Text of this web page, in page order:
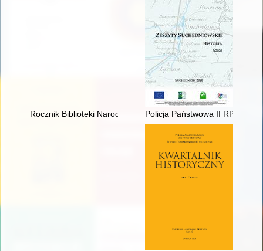
Rocznik Biblioteki Narodowej. T. 52 (2021)Policja Państwowa II RP 1919-